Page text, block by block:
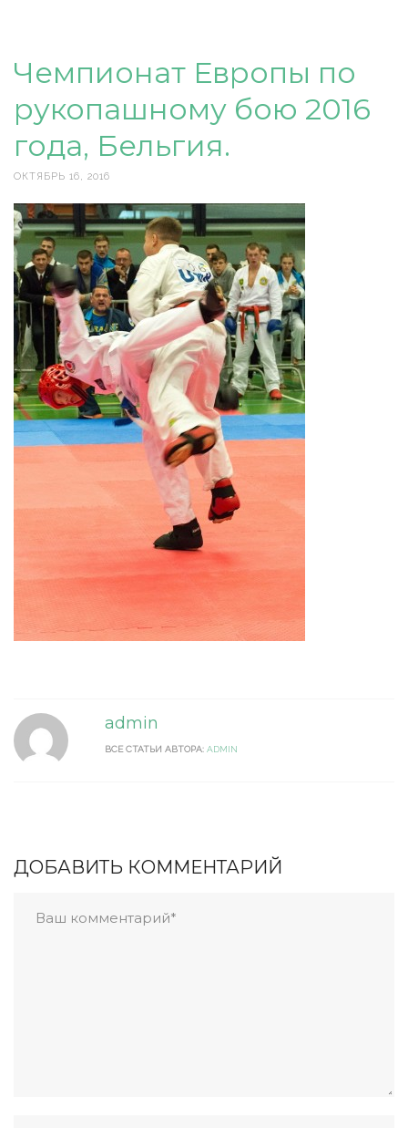
Чемпионат Европы по
рукопашному бою 2016
года, Бельгия.
ОКТЯБРЬ 16, 2016
admin
ВСЕ СТАТЬИ АВТОРА: ADMIN
ДОБАВИТЬ КОММЕНТАРИЙ